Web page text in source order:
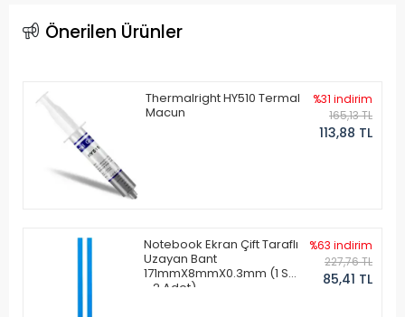
Önerilen Ürünler
Thermalright HY510 Termal
Macun
%31 indirim
165,13 TL
113,88 TL
Notebook Ekran Çift Taraflı
Uzayan Bant
171mmX8mmX0.3mm (1 Set
- 2 Adet)
%63 indirim
227,76 TL
85,41 TL